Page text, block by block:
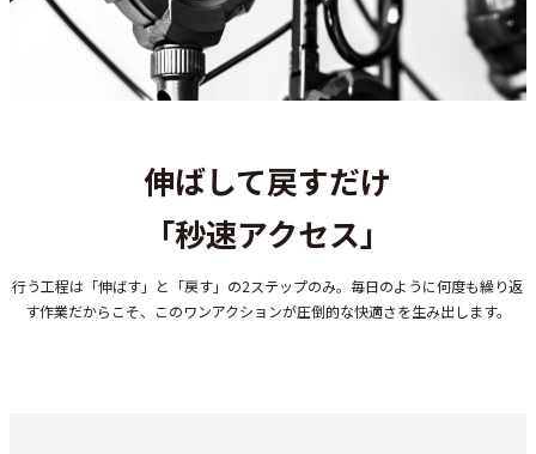
伸ばして戻すだけ
「秒速アクセス」
行う工程は「伸ばす」と「戻す」の2ステップのみ。毎日のように何度も繰り返
す作業だからこそ、このワンアクションが圧倒的な快適さを生み出します。